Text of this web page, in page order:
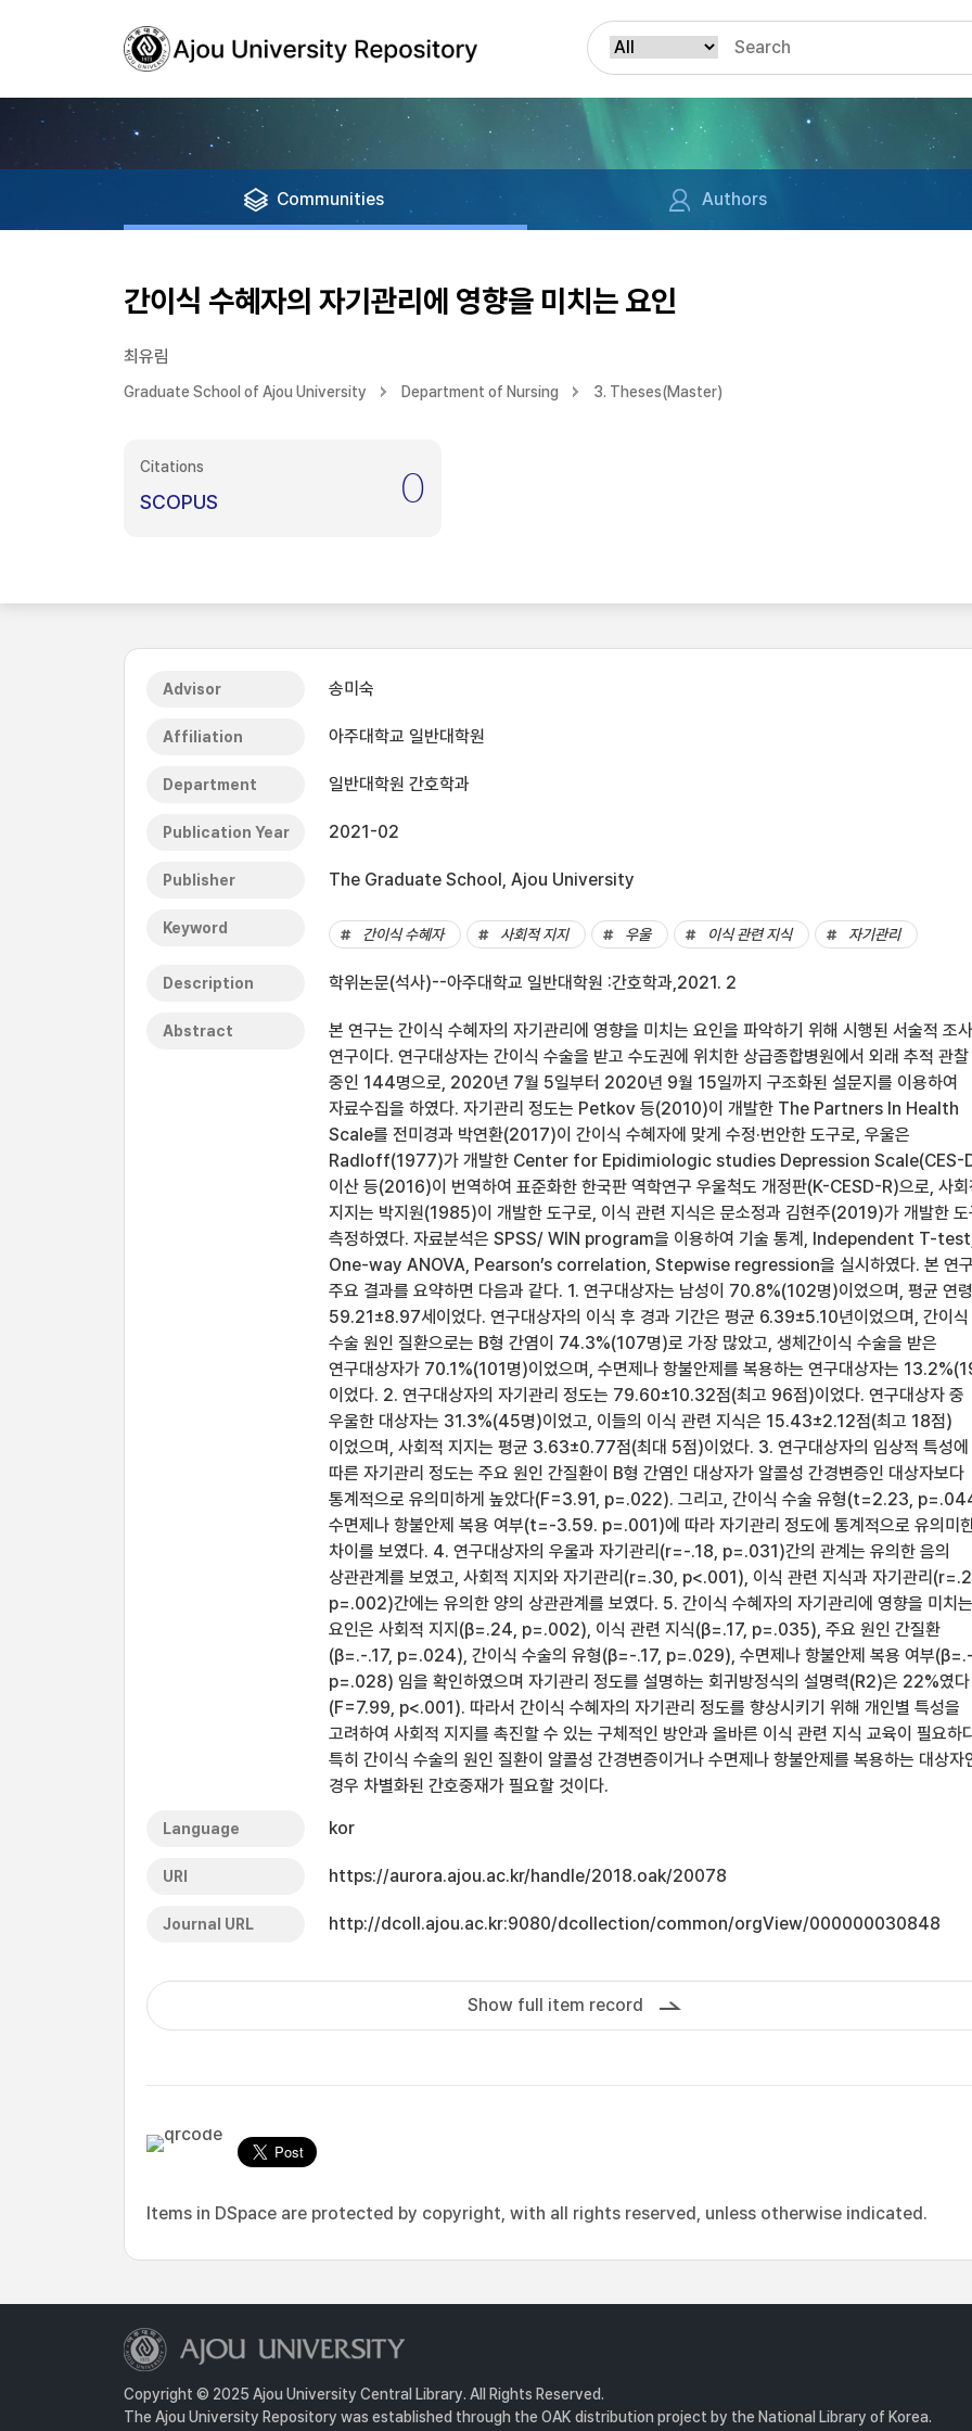
Communities Authors
간이식 수혜자의 자기관리에 영향을 미치는 요인
최유림
Graduate School of Ajou University Department of Nursing 3. Theses(Master)
Citations
SCOPUS 0
Advisor 송미숙
Affiliation 아주대학교 일반대학원
Department 일반대학원 간호학과
Publication Year 2021-02
Publisher The Graduate School, Ajou University
Keyword 간이식 수혜자 사회적 지지 우울 이식 관련 지식 자기관리
Description 학위논문(석사)--아주대학교 일반대학원 :간호학과,2021. 2
Abstract
본 연구는 간이식 수혜자의 자기관리에 영향을 미치는 요인을 파악하기 위해 시행된 서술적 조사
연구이다. 연구대상자는 간이식 수술을 받고 수도권에 위치한 상급종합병원에서 외래 추적 관찰
중인 144명으로, 2020년 7월 5일부터 2020년 9월 15일까지 구조화된 설문지를 이용하여
자료수집을 하였다. 자기관리 정도는 Petkov 등(2010)이 개발한 The Partners In Health
Scale를 전미경과 박연환(2017)이 간이식 수혜자에 맞게 수정·번안한 도구로, 우울은
Radloff(1977)가 개발한 Center for Epidimiologic studies Depression Scale(CES-
이산 등(2016)이 번역하여 표준화한 한국판 역학연구 우울척도 개정판(K-CESD-R)으로, 사회
지지는 박지원(1985)이 개발한 도구로, 이식 관련 지식은 문소정과 김현주(2019)가 개발한 도
측정하였다. 자료분석은 SPSS/ WIN program을 이용하여 기술 통계, Independent T-
One-way ANOVA, Pearson’s correlation, Stepwise regression을 실시하였다. 본 연구
주요 결과를 요약하면 다음과 같다. 1. 연구대상자는 남성이 70.8%(102명)이었으며, 평균 연
59.21±8.97세이었다. 연구대상자의 이식 후 경과 기간은 평균 6.39±5.10년이었으며, 간이식
수술 원인 질환으로는 B형 간염이 74.3%(107명)로 가장 많았고, 생체간이식 수술을 받은
연구대상자가 70.1%(101명)이었으며, 수면제나 항불안제를 복용하는 연구대상자는
이었다. 2. 연구대상자의 자기관리 정도는 79.60±10.32점(최고 96점)이었다. 연구대상자 중
우울한 대상자는 31.3%(45명)이었고, 이들의 이식 관련 지식은 15.43±2.12점(최고 18점)
이었으며, 사회적 지지는 평균 3.63±0.77점(최대 5점)이었다. 3. 연구대상자의 임상적 특성에
따른 자기관리 정도는 주요 원인 간질환이 B형 간염인 대상자가 알콜성 간경변증인 대상자보다
통계적으로 유의미하게 높았다(F=3.91, p=.022). 그리고, 간이식 수술 유형(t=2.23,
수면제나 항불안제 복용 여부(t=-3.59. p=.001)에 따라 자기관리 정도에 통계적으로 유의미
차이를 보였다. 4. 연구대상자의 우울과 자기관리(r=-.18, p=.031)간의 관계는 유의한 음의
상관관계를 보였고, 사회적 지지와 자기관리(r=.30, p<.001), 이식 관련 지식과 자기관리
p=.002)간에는 유의한 양의 상관관계를 보였다. 5. 간이식 수혜자의 자기관리에 영향을 미치는
요인은 사회적 지지(β=.24, p=.002), 이식 관련 지식(β=.17, p=.035), 주요 원인 간질환
(β=.-.17, p=.024), 간이식 수술의 유형(β=-.17, p=.029), 수면제나 항불안제 복용 여부
p=.028) 임을 확인하였으며 자기관리 정도를 설명하는 회귀방정식의 설명력(R2)은 22%였다
(F=7.99, p<.001). 따라서 간이식 수혜자의 자기관리 정도를 향상시키기 위해 개인별 특성을
고려하여 사회적 지지를 촉진할 수 있는 구체적인 방안과 올바른 이식 관련 지식 교육이 필요하
특히 간이식 수술의 원인 질환이 알콜성 간경변증이거나 수면제나 항불안제를 복용하는 대상자
경우 차별화된 간호중재가 필요할 것이다.
Language kor
URI https://aurora.ajou.ac.kr/handle/2018.oak/20078
Journal URL http://dcoll.ajou.ac.kr:9080/dcollection/common/orgView/000000030848
Show full item record
Items in DSpace are protected by copyright, with all rights reserved, unless otherwise indicated.
Copyright © 2025 Ajou University Central Library. All Rights Reserved.
The Ajou University Repository was established through the OAK distribution project by the National Library of Korea.